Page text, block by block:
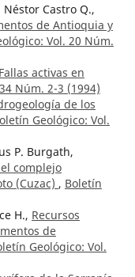
Castro Q.,
de Antioquia y
Vol. 20 Núm.
Fallas activas en
Núm. 2-3 (1994)
de los
Geológico: Vol.
P. Burgath,
complejo
(Cuzac) , Boletín
H., Recursos
de
Geológico: Vol.